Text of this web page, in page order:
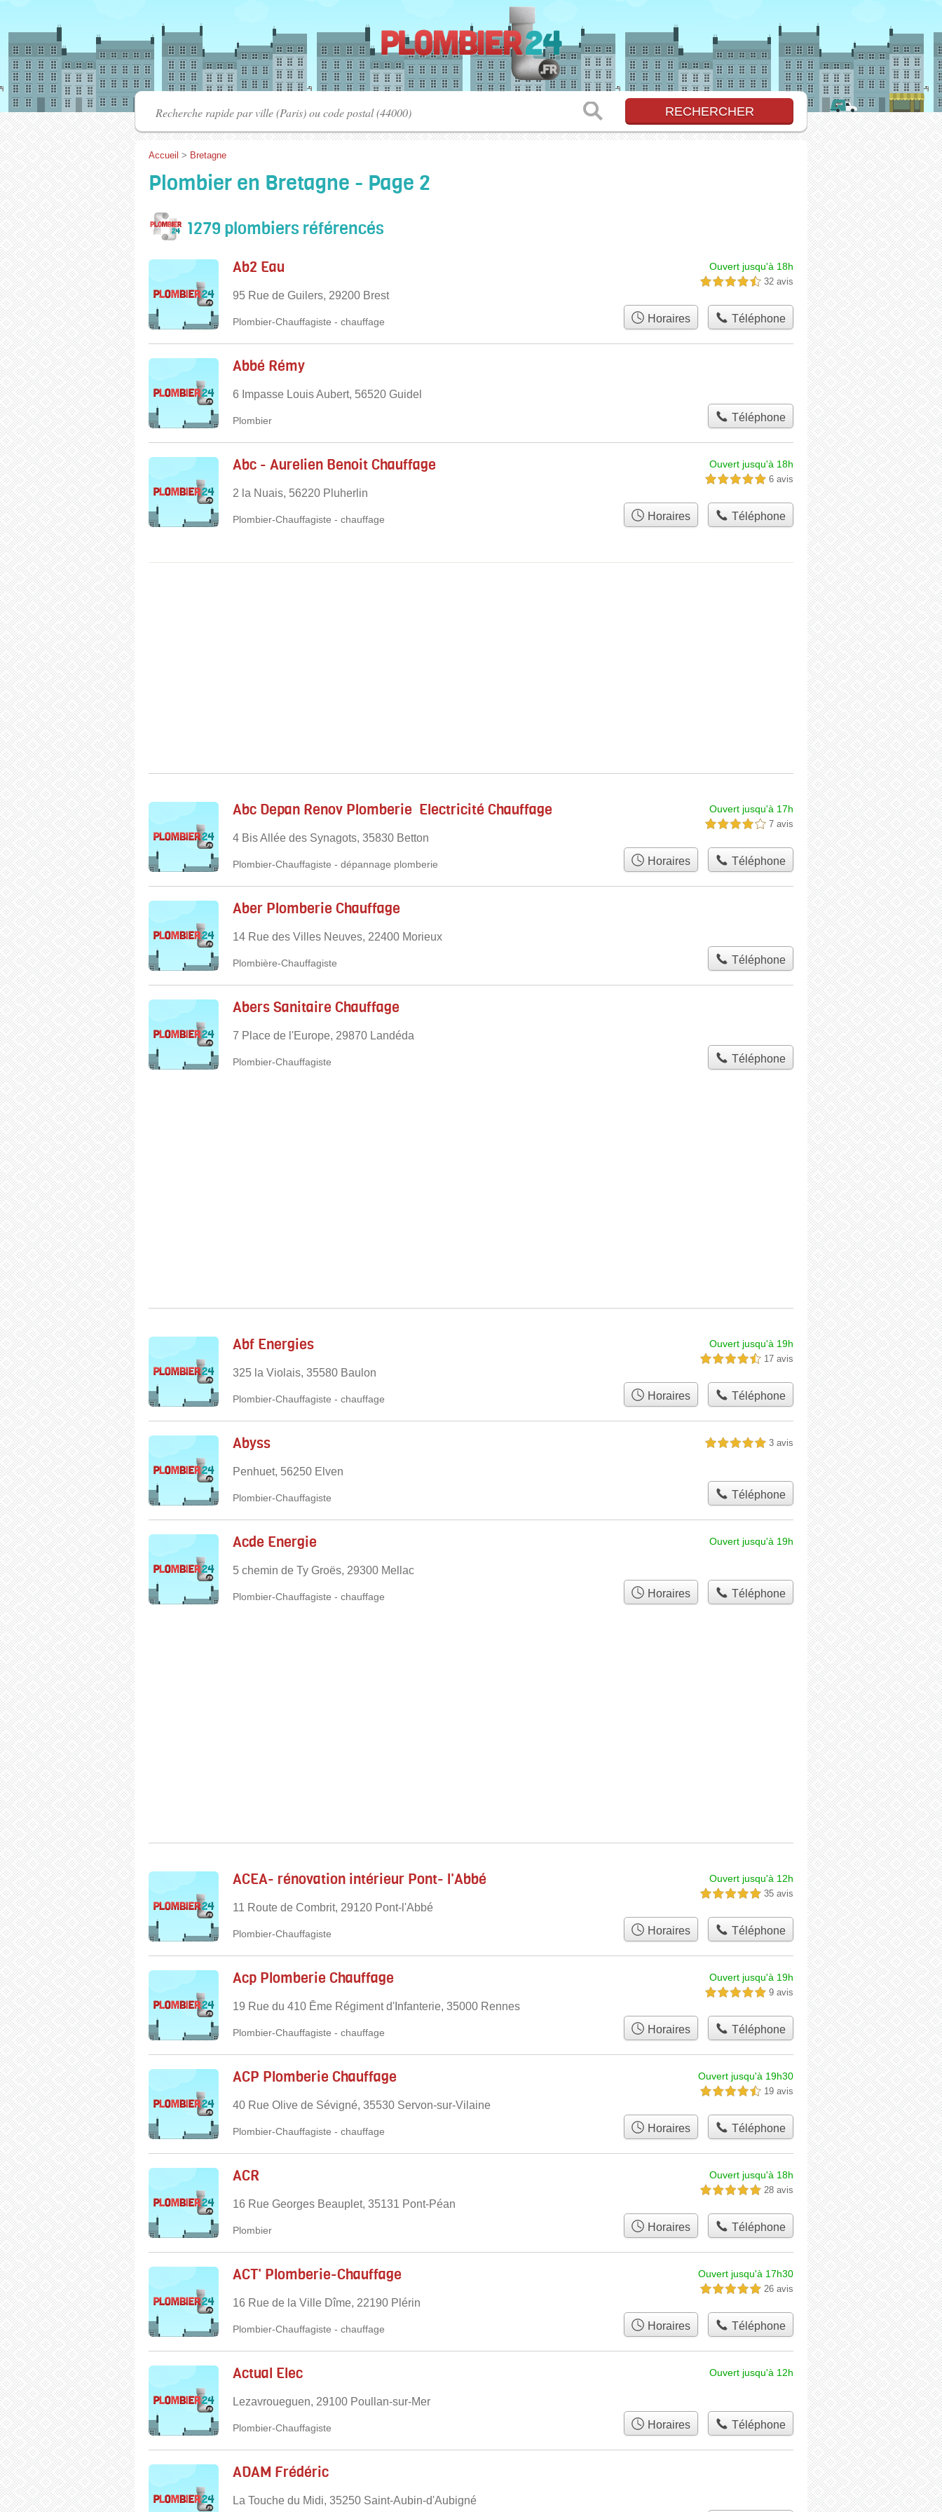
Accueil > Bretagne
Plombier en Bretagne - Page 2
1279 plombiers référencés
Ab2 Eau
95 Rue de Guilers, 29200 Brest
Ouvert jusqu'à 18h
4,5 étoiles sur 5 32 avis
Plombier-Chauffagiste - chauffage Horaires Téléphone
Abbé Rémy
6 Impasse Louis Aubert, 56520 Guidel
Plombier Téléphone
Abc - Aurelien Benoit Chauffage
2 la Nuais, 56220 Pluherlin
Ouvert jusqu'à 18h
5,0 étoiles sur 5 6 avis
Plombier-Chauffagiste - chauffage Horaires Téléphone
Abc Depan Renov Plomberie ‍ Electricité Chauffage ️
4 Bis Allée des Synagots, 35830 Betton
Ouvert jusqu'à 17h
4,0 étoiles sur 5 7 avis
Plombier-Chauffagiste - dépannage plomberie Horaires Téléphone
Aber Plomberie Chauffage
14 Rue des Villes Neuves, 22400 Morieux
Plombière-Chauffagiste Téléphone
Abers Sanitaire Chauffage
7 Place de l'Europe, 29870 Landéda
Plombier-Chauffagiste Téléphone
Abf Energies
325 la Violais, 35580 Baulon
Ouvert jusqu'à 19h
4,5 étoiles sur 5 17 avis
Plombier-Chauffagiste - chauffage Horaires Téléphone
Abyss
Penhuet, 56250 Elven
5,0 étoiles sur 5 3 avis
Plombier-Chauffagiste Téléphone
Acde Energie
5 chemin de Ty Groës, 29300 Mellac
Ouvert jusqu'à 19h
Plombier-Chauffagiste - chauffage Horaires Téléphone
ACEA- rénovation intérieur Pont- l'Abbé
11 Route de Combrit, 29120 Pont-l'Abbé
Ouvert jusqu'à 12h
5,0 étoiles sur 5 35 avis
Plombier-Chauffagiste Horaires Téléphone
Acp Plomberie Chauffage
19 Rue du 410 Ēme Régiment d'Infanterie, 35000 Rennes
Ouvert jusqu'à 19h
5,0 étoiles sur 5 9 avis
Plombier-Chauffagiste - chauffage Horaires Téléphone
ACP Plomberie Chauffage
40 Rue Olive de Sévigné, 35530 Servon-sur-Vilaine
Ouvert jusqu'à 19h30
4,5 étoiles sur 5 19 avis
Plombier-Chauffagiste - chauffage Horaires Téléphone
ACR
16 Rue Georges Beauplet, 35131 Pont-Péan
Ouvert jusqu'à 18h
5,0 étoiles sur 5 28 avis
Plombier Horaires Téléphone
ACT' Plomberie-Chauffage
16 Rue de la Ville Dîme, 22190 Plérin
Ouvert jusqu'à 17h30
5,0 étoiles sur 5 26 avis
Plombier-Chauffagiste - chauffage Horaires Téléphone
Actual Elec
Lezavroueguen, 29100 Poullan-sur-Mer
Ouvert jusqu'à 12h
Plombier-Chauffagiste Horaires Téléphone
ADAM Frédéric
La Touche du Midi, 35250 Saint-Aubin-d'Aubigné